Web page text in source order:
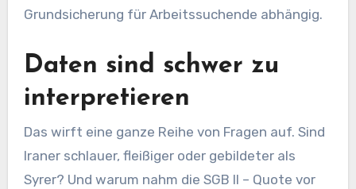
Grundsicherung für Arbeitssuchende abhängig.
Daten sind schwer zu
interpretieren
Das wirft eine ganze Reihe von Fragen auf. Sind
Iraner schlauer, fleißiger oder gebildeter als
Syrer? Und warum nahm die SGB II – Quote vor